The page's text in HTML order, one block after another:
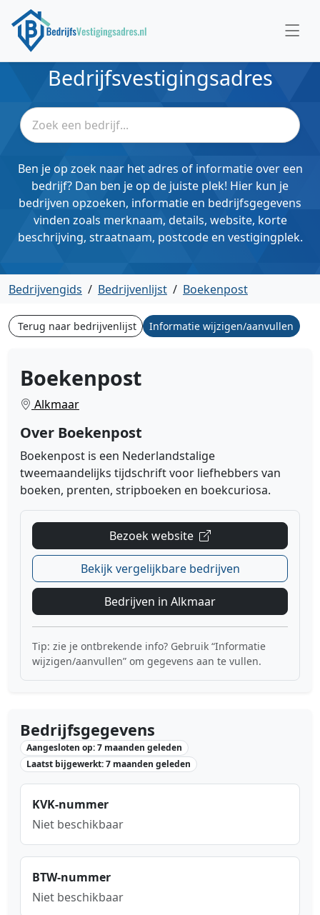
Bedrijfsvestigingsadres
Ben je op zoek naar het adres of informatie over een
bedrijf? Dan ben je op de juiste plek! Hier kun je
bedrijven opzoeken, informatie en bedrijfsgegevens
vinden zoals merknaam, details, website, korte
beschrijving, straatnaam, postcode en vestigingplek.
Bedrijvengids / Bedrijvenlijst / Boekenpost
Terug naar bedrijvenlijst Informatie wijzigen/aanvullen
Boekenpost
Alkmaar
Over Boekenpost
Boekenpost is een Nederlandstalige
tweemaandelijks tijdschrift voor liefhebbers van
boeken, prenten, stripboeken en boekcuriosa.
Bezoek website
Bekijk vergelijkbare bedrijven
Bedrijven in Alkmaar
Tip: zie je ontbrekende info? Gebruik “Informatie
wijzigen/aanvullen” om gegevens aan te vullen.
Bedrijfsgegevens
Aangesloten op: 7 maanden geleden
Laatst bijgewerkt: 7 maanden geleden
KVK-nummer
Niet beschikbaar
BTW-nummer
Niet beschikbaar